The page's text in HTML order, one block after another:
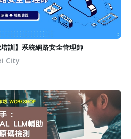
培訓】系統網路安全管理師
City